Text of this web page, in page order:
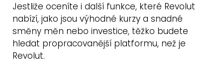
Jestliže oceníte i další funkce, které Revolut
nabízí, jako jsou výhodné kurzy a snadné
směny měn nebo investice, těžko budete
hledat propracovanější platformu, než je
Revolut.